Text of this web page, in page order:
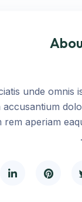
unde omnis
accusantium
rem aperiam